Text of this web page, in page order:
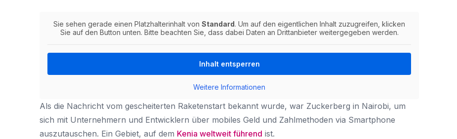
Sie sehen gerade einen Platzhalterinhalt von Standard. Um auf den eigentlichen Inhalt zuzugreifen, klicken
Sie auf den Button unten. Bitte beachten Sie, dass dabei Daten an Drittanbieter weitergegeben werden.
Inhalt entsperren
Weitere Informationen
Als die Nachricht vom gescheiterten Raketenstart bekannt wurde, war Zuckerberg in Nairobi, um
sich mit Unternehmern und Entwicklern über mobiles Geld und Zahlmethoden via Smartphone
auszutauschen. Ein Gebiet, auf dem Kenia weltweit führend ist.